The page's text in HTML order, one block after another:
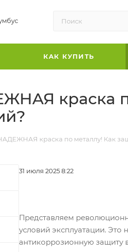
КАК КУПИТЬ
краска
краска по металлу! Как
31 июля 2025 8:22
Представляем
условий эксплуатации. Это
антикоррозионную защиту